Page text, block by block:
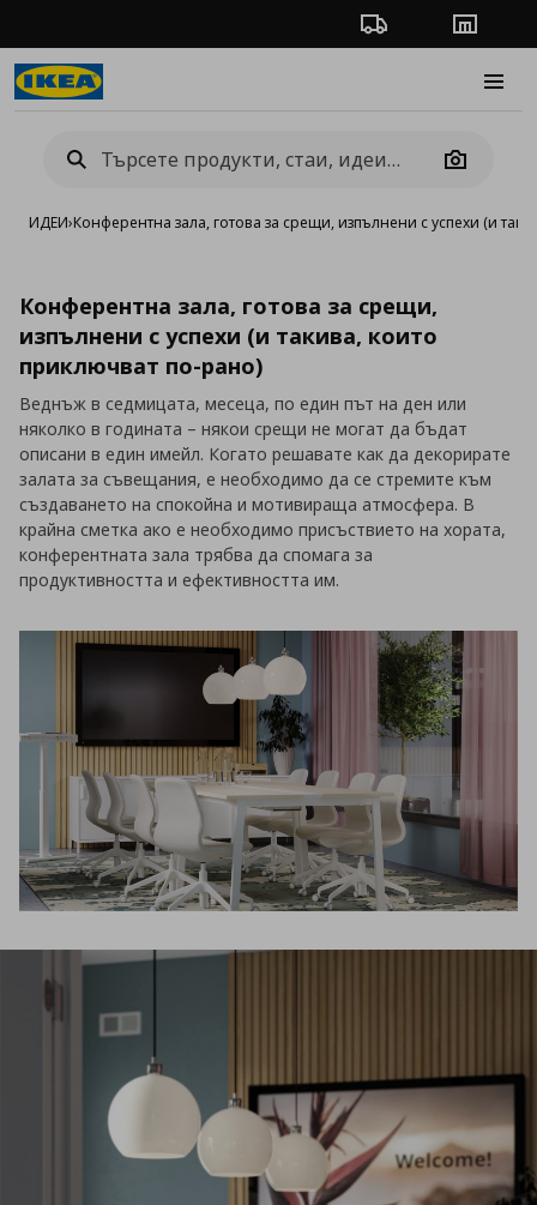
Проследяване на
Camera
ИДЕИ›Конферентна зала, готова за срещи, изпълнени с успехи (и
Конферентна зала, готова за срещи,
изпълнени с успехи (и такива, които
приключват по-рано)
Веднъж в седмицата, месеца, по един път на ден или
няколко в годината – някои срещи не могат да бъдат
описани в един имейл. Когато решавате как да декорирате
залата за съвещания, е необходимо да се стремите към
създаването на спокойна и мотивираща атмосфера. В
крайна сметка ако е необходимо присъствието на хората,
конферентната зала трябва да спомага за
продуктивността и ефективността им.